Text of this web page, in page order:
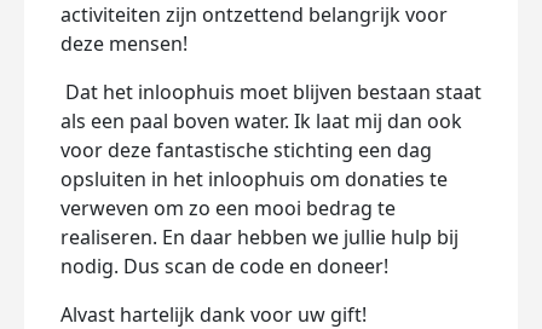
activiteiten zijn ontzettend belangrijk voor
deze mensen!
Dat het inloophuis moet blijven bestaan staat
als een paal boven water. Ik laat mij dan ook
voor deze fantastische stichting een dag
opsluiten in het inloophuis om donaties te
verweven om zo een mooi bedrag te
realiseren. En daar hebben we jullie hulp bij
nodig. Dus scan de code en doneer!
Alvast hartelijkdankvoor uw gift!